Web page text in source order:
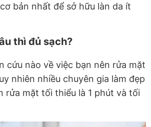
bản nhất để sở hữu làn da ít
thì đủ sạch?
cứu nào về việc bạn nên rửa mặt
nhiên nhiều chuyên gia làm đẹp
rửa mặt tối thiểu là 1 phút và tối